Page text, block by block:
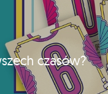
czasów?